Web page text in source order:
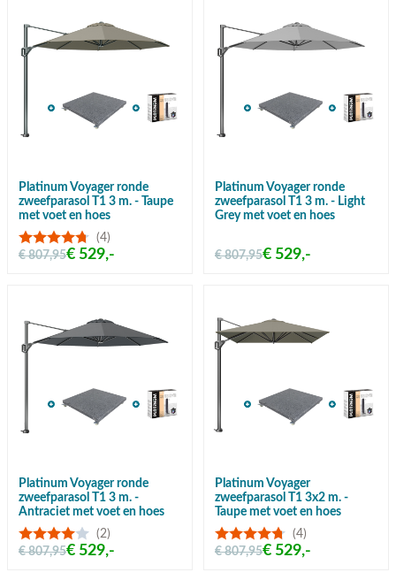
Platinum Voyager ronde
zweefparasol T1 3 m. - Taupe
met voet en hoes
(4)
€ 807,95€ 529,-
Platinum Voyager ronde
zweefparasol T1 3 m. - Light
Grey met voet en hoes
€ 807,95€ 529,-
Platinum Voyager ronde
zweefparasol T1 3 m. -
Antraciet met voet en hoes
(2)
€ 807,95€ 529,-
Platinum Voyager
zweefparasol T1 3x2 m. -
Taupe met voet en hoes
(4)
€ 807,95€ 529,-